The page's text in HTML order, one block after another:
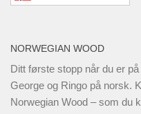
NORWEGIAN WOOD
Ditt første stopp når du er
George og Ringo på norsk.
Norwegian Wood – som du